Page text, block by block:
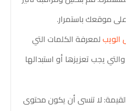
موقعك باستمرار.
الويبلمعرفة الكلمات التي
يجب تعزيزها أو استبدالها
لا تنسى أن يكون محتوى